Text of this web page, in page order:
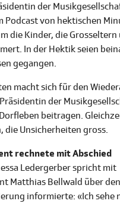
der
Podcast von hektischen
die Kinder, die Grosseltern
In der Hektik seien
gegangen.
macht sich für den
der
beitragen.
die Unsicherheiten gross.
rechnete mit Abschied
Ledergerber spricht mit
Matthias Bellwald über
informierte: «Ich sehe